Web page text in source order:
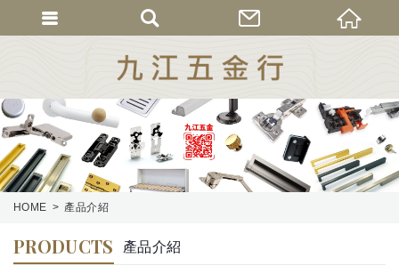
HOME 產品介紹
PRODUCTS 產品介紹